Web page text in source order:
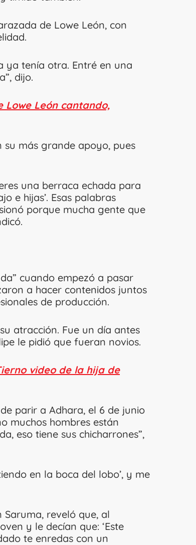
de Lowe León, con
ya tenía otra. Entré en una
dijo.
Lowe León cantando,
más grande apoyo, pues
una berraca echada para
e hijas’. Esas palabras
porque mucha gente que
cuando empezó a pasar
a hacer contenidos juntos
de producción.
atracción. Fue un día antes
le pidió que fueran novios.
video de la hija de
parir a Adhara, el 6 de junio
muchos hombres están
eso tiene sus chicharrones”,
en la boca del lobo’, y me
reveló que, al
y le decían que: ‘Este
te enredas con un